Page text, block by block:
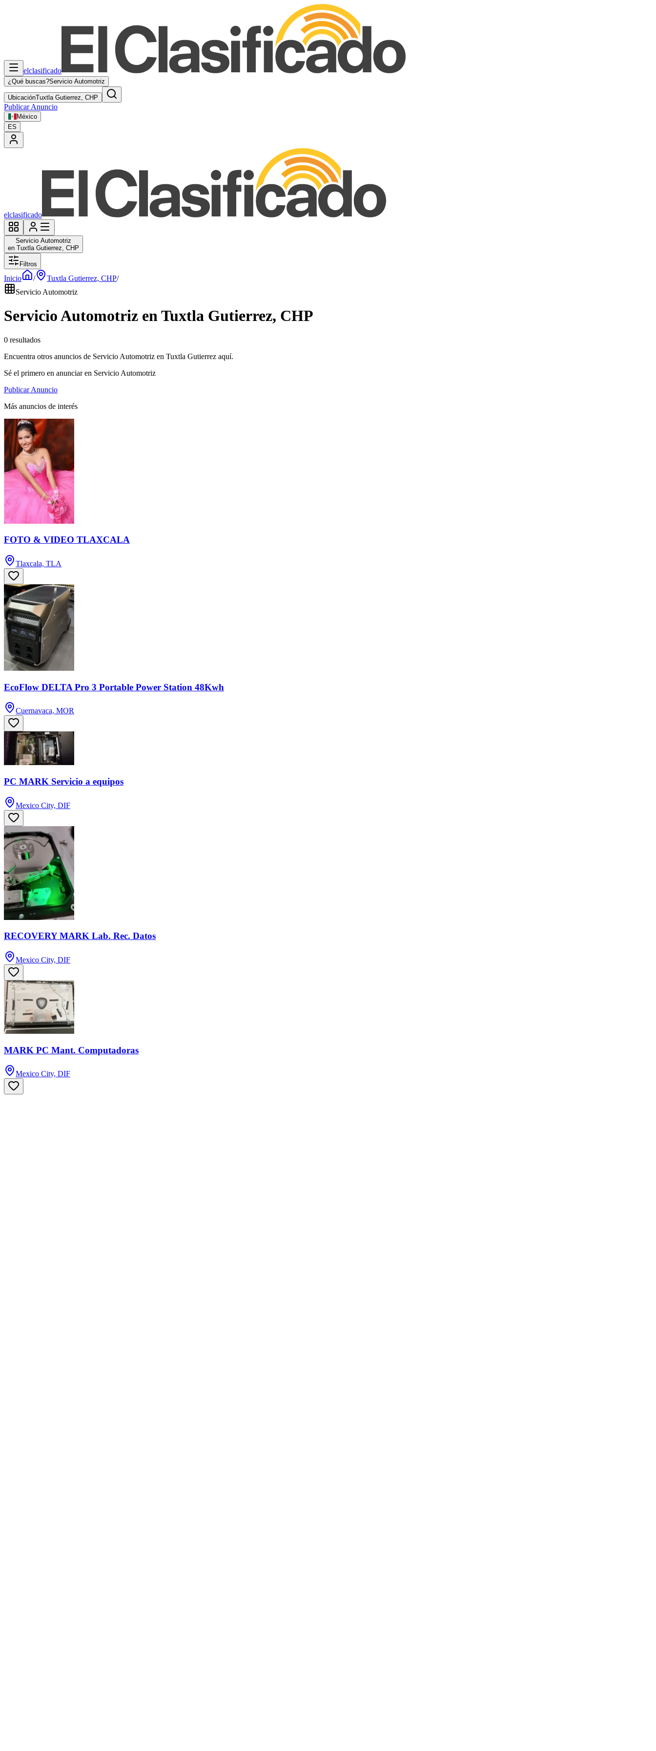
elclasificado
¿Qué buscas?Servicio Automotriz
UbicaciónTuxtla Gutierrez, CHP
Publicar Anuncio
México
ES
elclasificado
Servicio Automotriz
en Tuxtla Gutierrez, CHP
Filtros
Inicio / Tuxtla Gutierrez, CHP/
Servicio Automotriz
Servicio Automotriz en Tuxtla Gutierrez, CHP
0 resultados
Encuentra otros anuncios de Servicio Automotriz en Tuxtla Gutierrez aquí.
Sé el primero en anunciar en Servicio Automotriz
Publicar Anuncio
Más anuncios de interés
FOTO & VIDEO TLAXCALA
Tlaxcala, TLA
EcoFlow DELTA Pro 3 Portable Power Station 48Kwh
Cuernavaca, MOR
PC MARK Servicio a equipos
Mexico City, DIF
RECOVERY MARK Lab. Rec. Datos
Mexico City, DIF
MARK PC Mant. Computadoras
Mexico City, DIF